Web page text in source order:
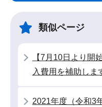
類似ページ
【7月10日より開
入費用を補助しま
2021年度（令和3